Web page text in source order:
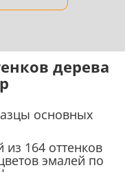
дерева
основных
164 оттенков
эмалей по